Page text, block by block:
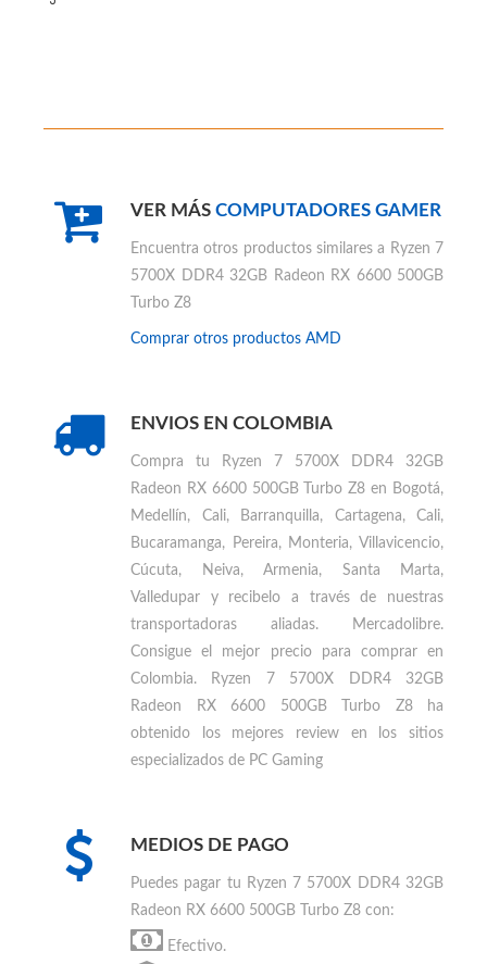
VER MÁS COMPUTADORES GAMER
Encuentra otros productos similares a Ryzen 7
5700X DDR4 32GB Radeon RX 6600 500GB
Turbo Z8
Comprar otros productos AMD
ENVIOS EN COLOMBIA
Compra tu
Ryzen 7 5700X DDR4 32GB
Radeon RX 6600 500GB Turbo Z8 en Bogotá,
Medellín, Cali, Barranquilla, Cartagena, Cali,
Bucaramanga, Pereira, Monteria, Villavicencio,
Cúcuta, Neiva, Armenia, Santa Marta,
Valledupar y recibelo a través de nuestras
transportadoras aliadas. Mercadolibre.
Consigue el mejor precio para comprar en
Colombia.
Ryzen 7 5700X DDR4 32GB
Radeon RX 6600 500GB Turbo Z8 ha
obtenido los mejores review en los sitios
especializados de PC Gaming
MEDIOS DE PAGO
Puedes pagar tu Ryzen 7 5700X DDR4 32GB
Radeon RX 6600 500GB Turbo Z8 con:
Efectivo.